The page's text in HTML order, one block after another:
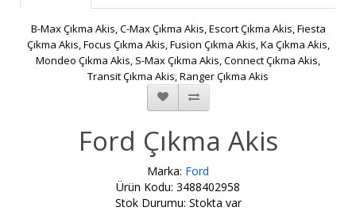
B-Max Çıkma Akis, C-Max Çıkma Akis, Escort Çıkma Akis, Fiesta
Çıkma Akis, Focus Çıkma Akis, Fusion Çıkma Akis, Ka Çıkma Akis,
Mondeo Çıkma Akis, S-Max Çıkma Akis, Connect Çıkma Akis,
Transit Çıkma Akis, Ranger Çıkma Akis
Ford Çıkma Akis
Marka: Ford
Ürün Kodu: 3488402958
Stok Durumu: Stokta var